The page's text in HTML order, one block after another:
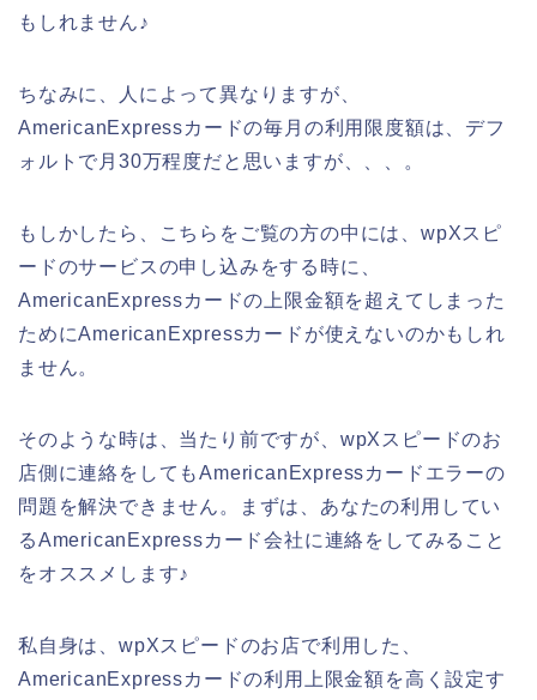
もしれません♪
ちなみに、人によって異なりますが、
AmericanExpressカードの毎月の利用限度額は、デフ
ォルトで月30万程度だと思いますが、、、。
もしかしたら、こちらをご覧の方の中には、wpXスピ
ードのサービスの申し込みをする時に、
AmericanExpressカードの上限金額を超えてしまった
ためにAmericanExpressカードが使えないのかもしれ
ません。
そのような時は、当たり前ですが、wpXスピードのお
店側に連絡をしてもAmericanExpressカードエラーの
問題を解決できません。まずは、あなたの利用してい
るAmericanExpressカード会社に連絡をしてみること
をオススメします♪
私自身は、wpXスピードのお店で利用した、
AmericanExpressカードの利用上限金額を高く設定す